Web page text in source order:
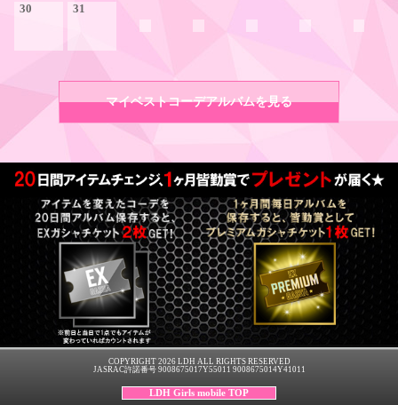
30 31
マイベストコーデアルバムを見る
COPYRIGHT 2026 LDH ALL RIGHTS RESERVED
JASRAC許諾番号 9008675017Y55011 9008675014Y41011
LDH Girls mobile TOP